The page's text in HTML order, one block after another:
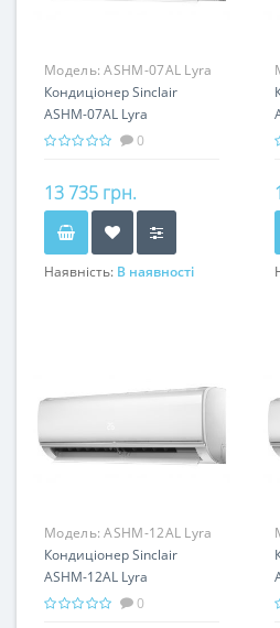
Модель:ASHM-07AL Lyra
(on/off)
Кондиціонер Sinclair
ASHM-07AL Lyra
0
13 735 грн.
Наявність: В наявності
Модель:ASHM-12AL Lyra
(on/off)
Кондиціонер Sinclair
ASHM-12AL Lyra
0